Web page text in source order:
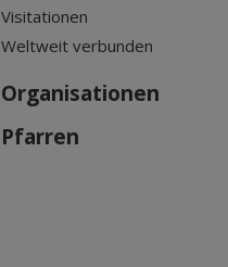
Visitationen
Weltweit verbunden
Organisationen
Pfarren